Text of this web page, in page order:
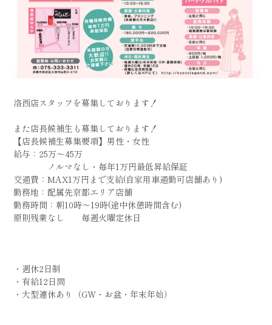
洛西店スタッフを募集しております！
また店長候補生も募集しております！
【店長候補生募集要項】男性・女性
給与：25万～45万
ノルマなし・毎年1万円最低昇給保証
交通費：MAX1万円まで支給(自家用車通勤可店舗あり)
勤務地：配属先京都エリア店舗
勤務時間：朝10時～19時(途中休憩時間含む)
原則残業なし 毎週火曜定休日
・週休2日制
・有給12日間
・大型連休あり（GW・お盆・年末年始）